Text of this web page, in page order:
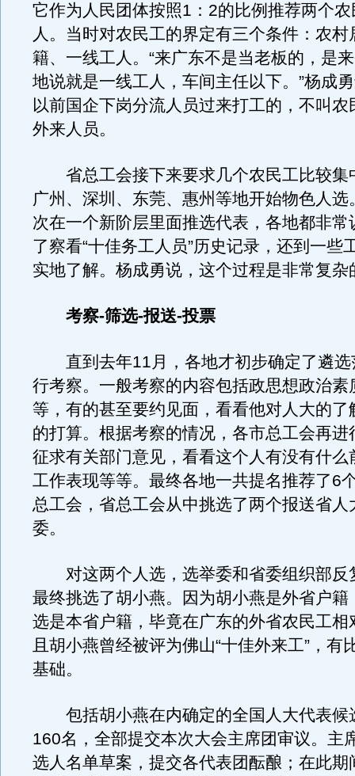
它作为人民团体按照1：2的比例推荐两个
人。当时对农民工的界定有三个条件：农村
籍、一线工人。“来广东不是当老板的，是
地说就是一线工人，车间主任以下。”杨成
以前国企下岗分流人员过来打工的，不叫农
外来人员。
省总工会接下来要求几个农民工比较集
广州、深圳、东莞、惠州等地开始物色人选
次在一个新阶层里面推选代表，各地都非常
了察看“十佳务工人员”历史记录，还到一些
实地了解。杨成勇说，这个过程是非常复杂
考察-筛选-报送-投票
直到去年11月，各地才初步确定了遴选
行考察。一般考察的内容包括政思想政治素
等，有的甚至要约见面，看看他对人大的了
的打算。根据考察的情况，各市总工会再进
征求有关部门意见，看看这个人有没有什么
工作表现等等。最终各地一共提名推荐了6
总工会，省总工会从中挑选了两个报送省人
委。
对这两个人选，选举委和省委组织部反
最终挑选了胡小燕。因为胡小燕是外省户籍
选是本省户籍，毕竟在广东的外省农民工相
且胡小燕曾经被评为佛山“十佳外来工”，有
基础。
包括胡小燕在内确定的全国人大代表候
160名，全部提交本次大会主席团审议。主
选人名单草案，提交各代表团酝酿；在此期